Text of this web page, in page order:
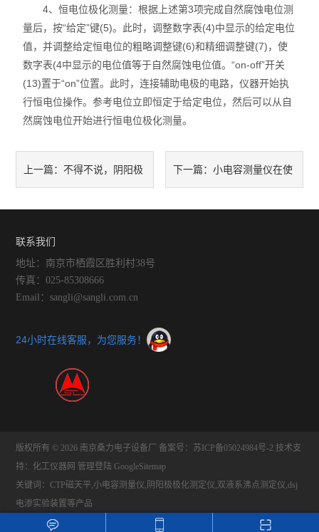
4、恒电位极化测量：根据上述第3项完成自然腐蚀电位测
量后，按“给定”键(5)。此时，调整数字表(4)中显示的给定电位
值，并调整给定恒电位的粗略调整键(6)和精细调整键(7)，使
数字表(4中显示的电位值等于自然腐蚀电位值。“on-off”开关
(13)置于“on”位置。此时，连接辅助电极的电路，仪器开始执
行恒电位操作。参考电位立即恒定于给定电位，然后可以从自
然腐蚀电位开始进行恒电位极化测量。
上一篇： 不得不说，阴阳极
泛！
下一篇： 小电容测量仪在使
联系我们
地址：南京市栖霞区胜利村38号
传真：025-85308666
Email：sangli@sangli.com.cn
24小时在线客服，为您服务！
版权所有 © 2026 南京桑力电子设备厂 备案号：苏ICP备05024984号-2 技术支
持： 化工仪器网 管理登陆 GoogleSitemap
关键词：CTP磁天平,小电容测量仪,阴阳极极化测定仪,双液系沸点测定仪,dsj
电渗实验装置等产品